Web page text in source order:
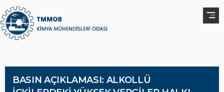
BASIN AÇIKLAMASI: ALKOLLÜ